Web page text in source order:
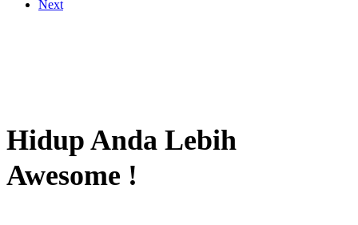
Next
Hidup Anda Lebih
Awesome !